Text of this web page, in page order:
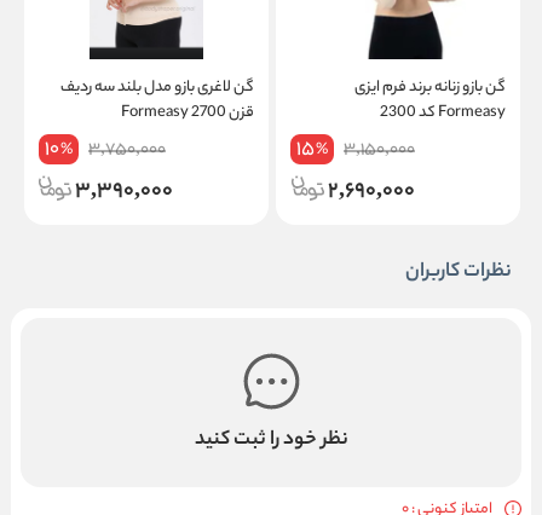
گن بازو زنانه برند فرم ایزی
Formeasy کد 2300
3,150,000
15%
2,690,000
گن لاغری بازو مدل بلند سه ردیف
قزن 2700 Formeasy
3,750,000
10%
3,390,000
نظرات کاربران
نظر خود را ثبت کنید
امتیاز کنونی : 0